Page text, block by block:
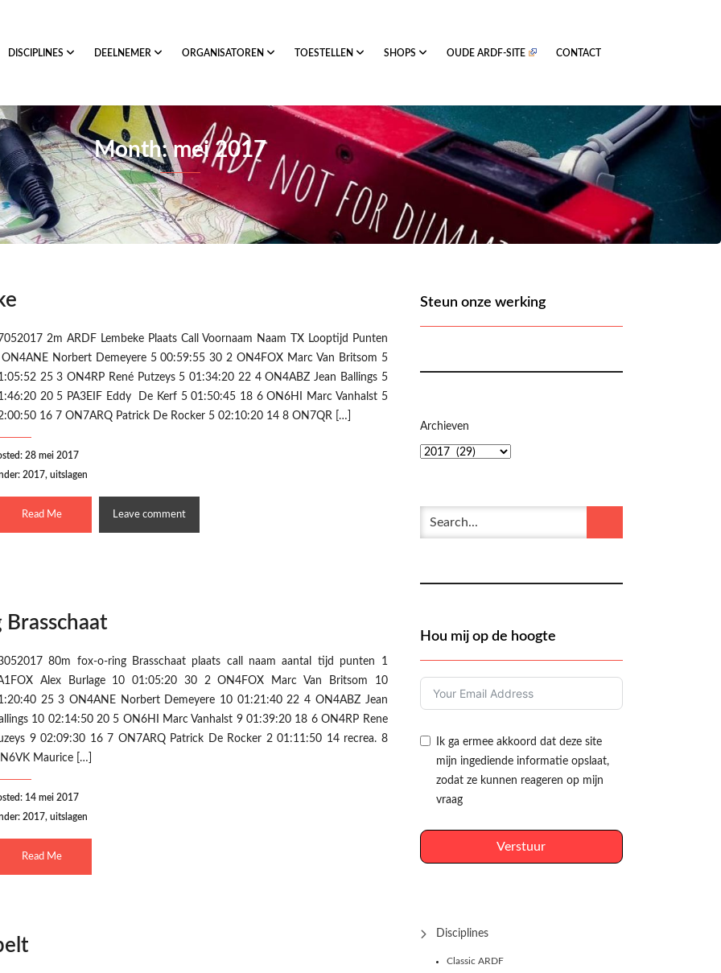
DISCIPLINES DEELNEMER ORGANISATOREN TOESTELLEN SHOPS OUDE ARDF-SITE CONTACT
Month: mei 2017
2m ARDF Lembeke Plaats Call Voornaam Naam TX Looptijd Punten
Norbert Demeyere 5 00:59:55 30 2 ON4FOX Marc Van Britsom 5
25 3 ON4RP René Putzeys 5 01:34:20 22 4 ON4ABZ Jean Ballings 5
20 5 PA3EIF Eddy De Kerf 5 01:50:45 18 6 ON6HI Marc Vanhalst 5
16 7 ON7ARQ Patrick De Rocker 5 02:10:20 14 8 ON7QR […]
28 mei 2017
2017, uitslagen
Read Me Leave comment
80m fox-o-ring Brasschaat plaats call naam aantal tijd punten 1
Alex Burlage 10 01:05:20 30 2 ON4FOX Marc Van Britsom 10
25 3 ON4ANE Norbert Demeyere 10 01:21:40 22 4 ON4ABZ Jean
10 02:14:50 20 5 ON6HI Marc Vanhalst 9 01:39:20 18 6 ON4RP Rene
9 02:09:30 16 7 ON7ARQ Patrick De Rocker 2 01:11:50 14 recrea. 8
Maurice […]
14 mei 2017
2017, uitslagen
Read Me
Steun onze werking
Archieven
Hou mij op de hoogte
Ik ga ermee akkoord dat deze site
mijn ingediende informatie opslaat,
zodat ze kunnen reageren op mijn
vraag
Verstuur
Disciplines
Classic ARDF